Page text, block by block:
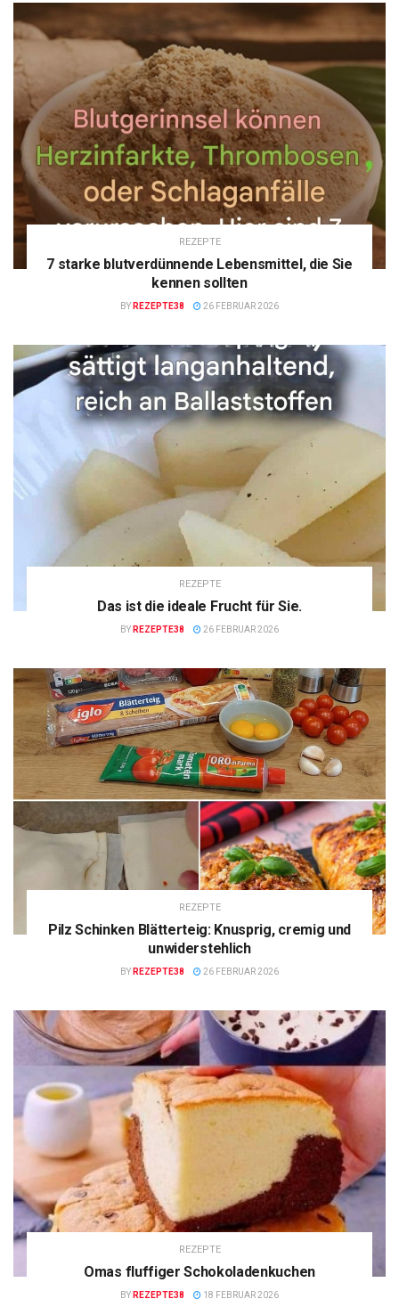
REZEPTE
7 starke blutverdünnende Lebensmittel, die Sie
kennen sollten
BY REZEPTE38 26 FEBRUAR 2026
REZEPTE
Das ist die ideale Frucht für Sie.
BY REZEPTE38 26 FEBRUAR 2026
REZEPTE
Pilz Schinken Blätterteig: Knusprig, cremig und
unwiderstehlich
BY REZEPTE38 26 FEBRUAR 2026
REZEPTE
Omas fluffiger Schokoladenkuchen
BY REZEPTE38 18 FEBRUAR 2026